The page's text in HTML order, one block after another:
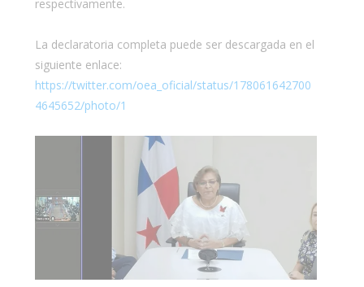
respectivamente.
La declaratoria completa puede ser descargada en el
siguiente enlace:
https://twitter.com/oea_oficial/status/178061642700
4645652/photo/1